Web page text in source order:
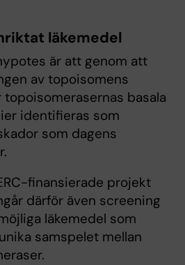
läkemedel
är att genom att
av topoisomens
basala
identifieras som
som dagens
finansierade projekt
därför även screening
läkemedel som
samspelet mellan